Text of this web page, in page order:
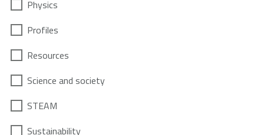
Physics
Profiles
Resources
Science and society
STEAM
Sustainability